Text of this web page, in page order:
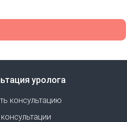
уролога
консультацию